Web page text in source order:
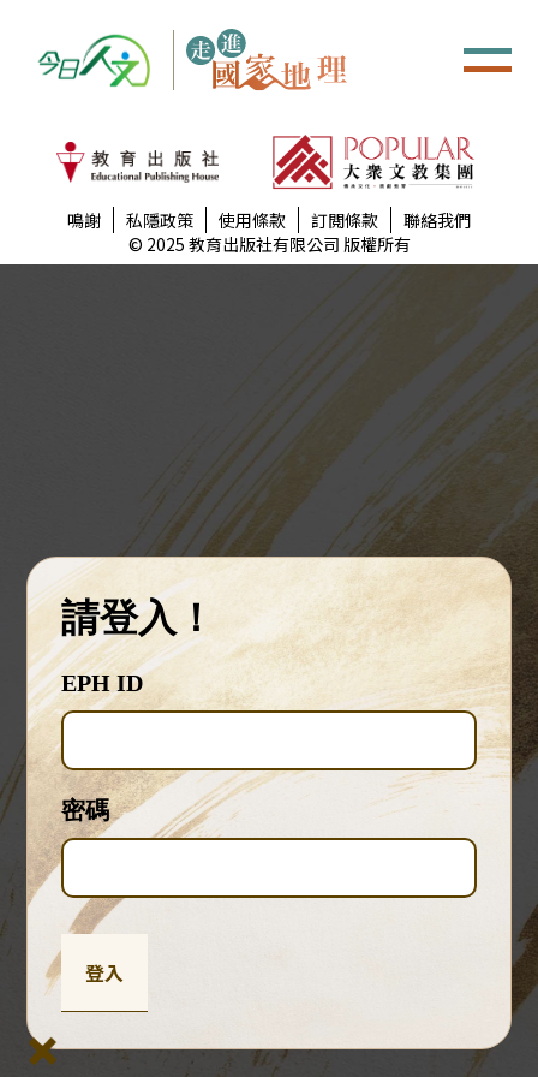
名山大川
中國名城巡禮
鳴謝 私隱政策 使用條款 訂閲條款
聯絡我們
© 2025 教育出版社有限公司 版權所有
請登入！
EPH ID
密碼
登入